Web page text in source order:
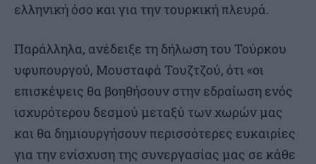
ελληνική όσο και για την τουρκική πλευρά.
Παράλληλα, ανέδειξε τη δήλωση του Τούρκου
υφυπουργού, Μουσταφά Τουζτζού, ότι «οι
επισκέψεις θα βοηθήσουν στην εδραίωση ενός
ισχυρότερου δεσμού μεταξύ των χωρών μας
και θα δημιουργήσουν περισσότερες ευκαιρίες
για την ενίσχυση της συνεργασίας μας σε κάθε